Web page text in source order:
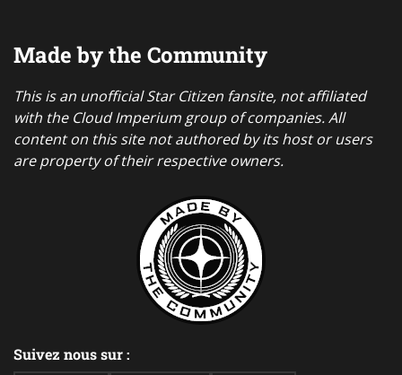
Made by the Community
This is an unofficial Star Citizen fansite, not affiliated
with the Cloud Imperium group of companies. All
content on this site not authored by its host or users
are property of their respective owners.
Suivez nous sur :